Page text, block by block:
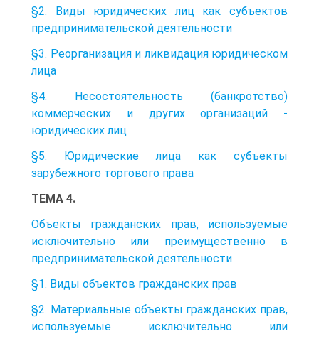
§2. Виды юридических лиц как субъектов
предпринимательской деятельности
§3. Реорганизация и ликвидация юридическом
лица
§4. Несостоятельность (банкротство)
коммерческих и других организаций -
юридических лиц
§5. Юридические лица как субъекты
зарубежного торгового права
ТЕМА 4.
Объекты гражданских прав, используемые
исключительно или преимущественно в
предпринимательской деятельности
§1. Виды объектов гражданских прав
§2. Материальные объекты гражданских прав,
используемые исключительно или